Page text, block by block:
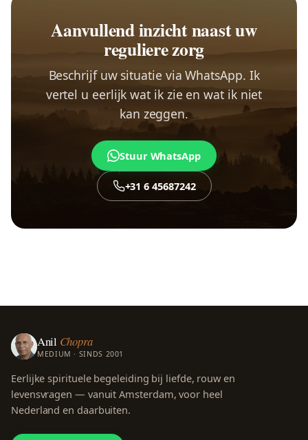
Aanvullend inzicht naast uw
reguliere zorg
Beschrijf uw situatie via WhatsApp. Ik
vertel u eerlijk wat ik zie en wat ik niet
kan zeggen.
Stuur WhatsApp
+31 6 45687242
Anil Chopra
MEDIUM · SINDS 2001
Eerlijke spirituele begeleiding bij liefde, rouw en
levensvragen — vanuit Amsterdam, voor heel
Nederland en daarbuiten.